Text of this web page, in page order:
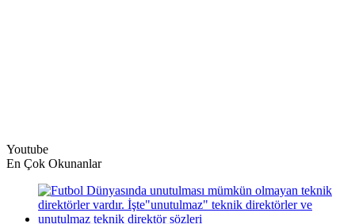
Youtube
En Çok Okunanlar